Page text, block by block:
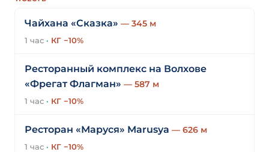
Чайхана «Сказка» — 345 м
1 час · КГ −10%
Ресторанный комплекс на Волхове
«Фрегат Флагман» — 587 м
1 час · КГ −10%
Ресторан «Маруся» Marusya — 626 м
1 час · КГ −10%